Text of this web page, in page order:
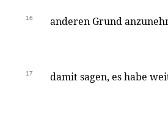
16 anderen Grund
17 damit sagen, es habe